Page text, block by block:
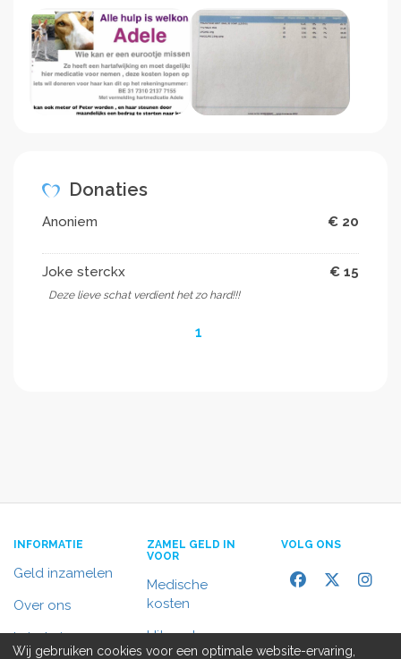
Ik start deze actie op omdat er tot hier toe nog geen
enkele euro gestort is voor haar wat ik echt niet kan
begrijpen
Deze schat verdient haar verzorging zooooo hard!
alsjeblieft mensen laat je hart spreken en doneer al is
facebook link van de organisatie
1862483337170122/
Donaties
Anoniem € 20
Joke sterckx € 15
Deze lieve schat verdient het zo hard!!!
1
INFORMATIE
Geld inzamelen
Over ons
In het nieuws
ZAMEL GELD IN
VOOR
Medische
kosten
Uitvaart
VOLG ONS
Wij gebruiken cookies voor een optimale website-ervaring,